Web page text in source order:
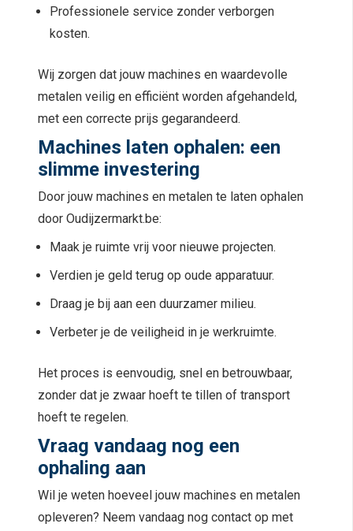
Professionele service zonder verborgen
kosten.
Wij zorgen dat jouw machines en waardevolle
metalen veilig en efficiënt worden afgehandeld,
met een correcte prijs gegarandeerd.
Machines laten ophalen: een
slimme investering
Door jouw machines en metalen te laten ophalen
door Oudijzermarkt.be:
Maak je ruimte vrij voor nieuwe projecten.
Verdien je geld terug op oude apparatuur.
Draag je bij aan een duurzamer milieu.
Verbeter je de veiligheid in je werkruimte.
Het proces is eenvoudig, snel en betrouwbaar,
zonder dat je zwaar hoeft te tillen of transport
hoeft te regelen.
Vraag vandaag nog een
ophaling aan
Wil je weten hoeveel jouw machines en metalen
opleveren? Neem vandaag nog contact op met